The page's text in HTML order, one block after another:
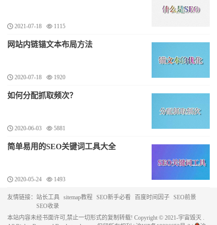
2021-07-18 1115
网站内链锚文本布局方法
2020-07-18 1920
如何分配抓取频次？
2020-06-03 5881
简单易用的SEO关键词工具大全
2020-05-24 1493
友情链接： 站长工具 sitemap教程 SEO新手必看 百度时间因子 SEO前景
SEO收录
本站内容未经书面许可,禁止一切形式的复制转载! Copyright © 2021-宇宙毁灭 .